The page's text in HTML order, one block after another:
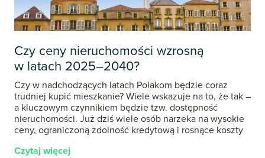
Czy ceny nieruchomości wzrosną
w latach 2025–2040?
Czy w nadchodzących latach Polakom będzie coraz
trudniej kupić mieszkanie? Wiele wskazuje na to, że tak –
a kluczowym czynnikiem będzie tzw. dostępność
nieruchomości. Już dziś wiele osób narzeka na wysokie
ceny, ograniczoną zdolność kredytową i rosnące koszty
Czytaj więcej